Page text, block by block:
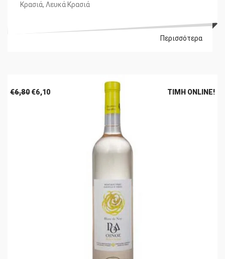
Κρασιά, Λευκά Κρασιά
Περισσότερα
€6,80 Original
€6,10Η
ΤΙΜΉ ONLINE!